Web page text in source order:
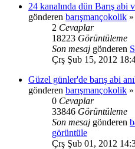
24 kanalında dün Barış abi
gönderen barışmançokolik
2 Cevaplar
18223 Görüntüleme
Son mesaj gönderen
Çrş Şub 15, 2012
Güzel günler'de barış abi
gönderen barışmançokolik
0 Cevaplar
33846 Görüntüleme
Son mesaj gönderen
görüntüle
Çrş Şub 01, 2012